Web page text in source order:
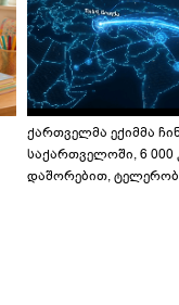
ქართველმა ექიმმა
საქართველოში, 6
დაშორებით,